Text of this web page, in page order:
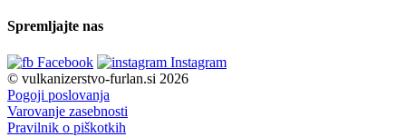
Spremljajte nas
Facebook
Instagram
© vulkanizerstvo-furlan.si 2026
Pogoji poslovanja
Varovanje zasebnosti
Pravilnik o piškotkih